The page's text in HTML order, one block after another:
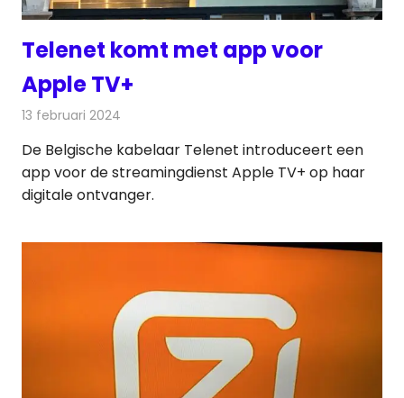
Telenet komt met app voor
Apple TV+
13 februari 2024
De Belgische kabelaar Telenet introduceert een
app voor de streamingdienst Apple TV+ op haar
digitale ontvanger.